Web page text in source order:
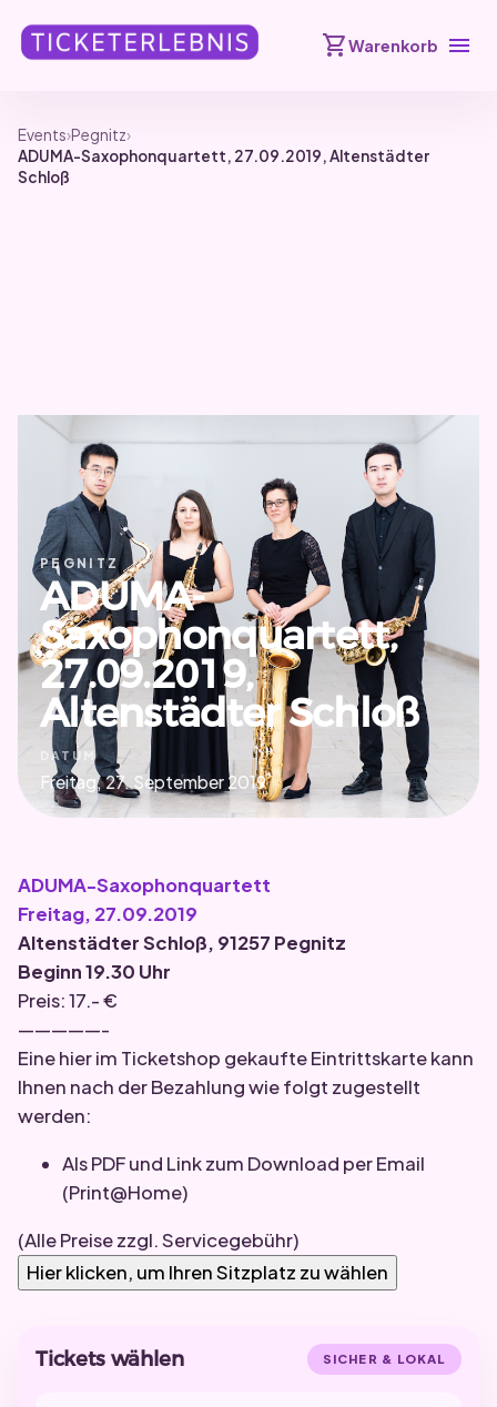
shopping_cartWarenkorb menu
Events›Pegnitz›
ADUMA-Saxophonquartett, 27.09.2019, Altenstädter
Schloß
PEGNITZ
ADUMA-
Saxophonquartett,
27.09.2019,
Altenstädter Schloß
DATUM
Freitag, 27. September 2019
ADUMA-Saxophonquartett
Freitag, 27.09.2019
Altenstädter Schloß, 91257 Pegnitz
Beginn 19.30 Uhr
Preis: 17.- €
—————-
Eine hier im Ticketshop gekaufte Eintrittskarte kann
Ihnen nach der Bezahlung wie folgt zugestellt
werden:
Als PDF und Link zum Download per Email
(Print@Home)
(Alle Preise zzgl. Servicegebühr)
Hier klicken, um Ihren Sitzplatz zu wählen
Tickets wählen SICHER & LOKAL